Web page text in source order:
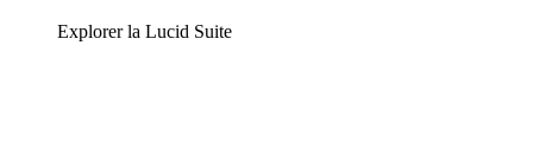
Explorer la Lucid Suite